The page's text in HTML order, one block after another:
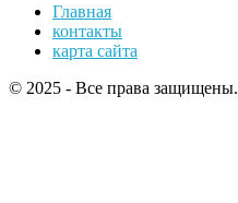
Главная
контакты
карта сайта
© 2025 - Все права защищены.